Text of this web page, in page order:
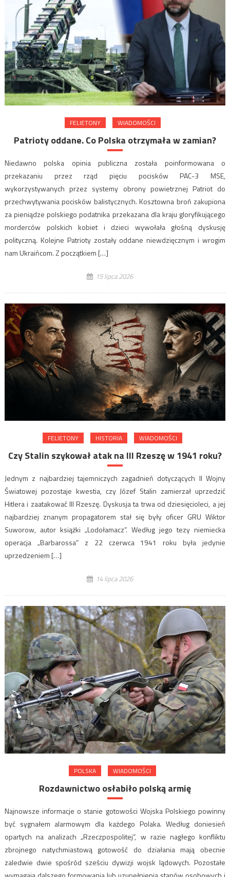
FELIETONY WIADOMOŚCI
Patrioty oddane. Co Polska otrzymała w zamian?
Niedawno polska opinia publiczna została poinformowana o
przekazaniu przez rząd pięciu pocisków PAC-3 MSE,
wykorzystywanych przez systemy obrony powietrznej Patriot do
przechwytywania pocisków balistycznych. Kosztowna broń zakupiona
za pieniądze polskiego podatnika przekazana dla kraju gloryfikującego
morderców polskich kobiet i dzieci wywołała głośną dyskusję
polityczną. Kolejne Patrioty zostały oddane niewdzięcznym i wrogim
nam Ukraińcom. Z początkiem […]
15 lipca 2026
FELIETONY HISTORIA WIADOMOŚCI
Czy Stalin szykował atak na III Rzeszę w 1941 roku?
Jednym z najbardziej tajemniczych zagadnień dotyczących II Wojny
Światowej pozostaje kwestia, czy Józef Stalin zamierzał uprzedzić
Hitlera i zaatakować III Rzeszę. Dyskusja ta trwa od dziesięcioleci, a jej
najbardziej znanym propagatorem stał się były oficer GRU Wiktor
Suworow, autor książki „Lodołamacz”. Według jego tezy niemiecka
operacja „Barbarossa” z 22 czerwca 1941 roku była jedynie
uprzedzeniem […]
14 lipca 2026
POLSKA WIADOMOŚCI
Rozdawnictwo osłabiło polską armię
Najnowsze informacje o stanie gotowości Wojska Polskiego powinny
być sygnałem alarmowym dla każdego Polaka. Według doniesień
opartych na analizach „Rzeczpospolitej”, w razie nagłego konfliktu
zbrojnego natychmiastową gotowość do działania mają obecnie
zaledwie dwie spośród sześciu dywizji wojsk lądowych. Pozostałe